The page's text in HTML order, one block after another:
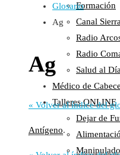
Guadalinfo
Radio
COPE
Salud en
Salud en
Plataforma
Manifiestos
En nuestra
Formación
Canal
Radio
Radio
Salud al Día
Médico de
Talleres ONLINE
Dejar de
Glosario
Ag
Ag
« Volver al índice del
Antígeno.